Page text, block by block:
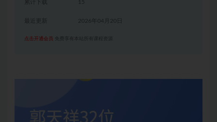
累计下载 15
2026年04月20日
点击开通会员 免费享有本站所有课程资源